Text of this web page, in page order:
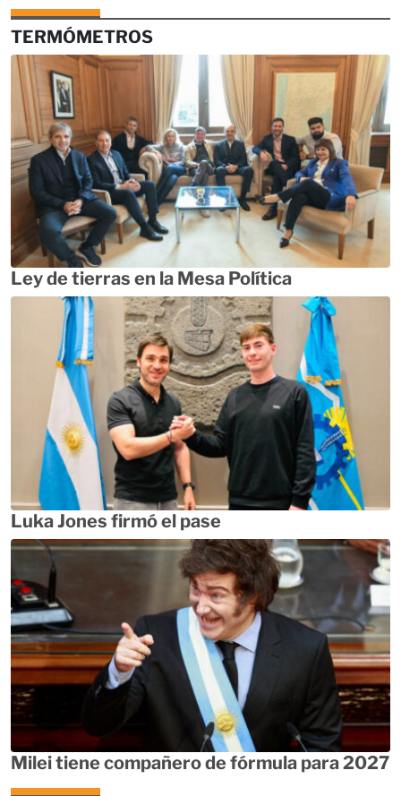
TERMÓMETROS
Ley de tierras en la Mesa Política
Luka Jones firmó el pase
Milei tiene compañero de fórmula para 2027